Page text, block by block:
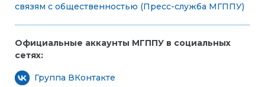
связям с общественностью (Пресс-служба МГППУ)
Официальные аккаунты МГППУ в социальных
сетях:
Группа ВКонтакте